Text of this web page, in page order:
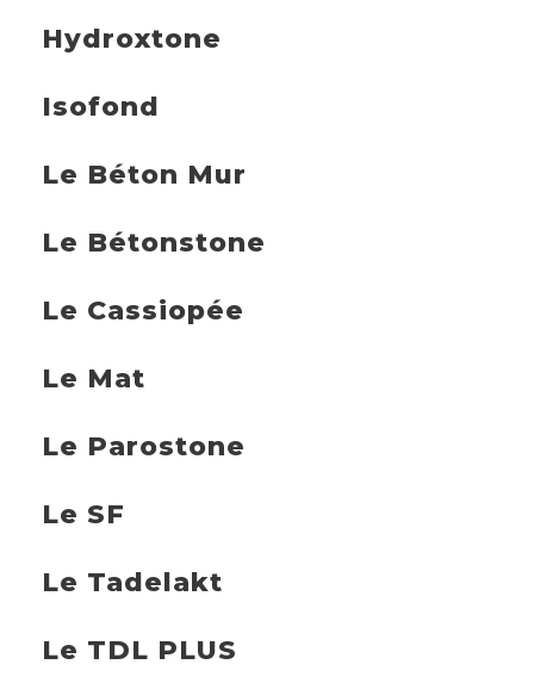
Hydroxtone
Isofond
Le Béton Mur
Le Bétonstone
Le Cassiopée
Le Mat
Le Parostone
Le SF
Le Tadelakt
Le TDL PLUS